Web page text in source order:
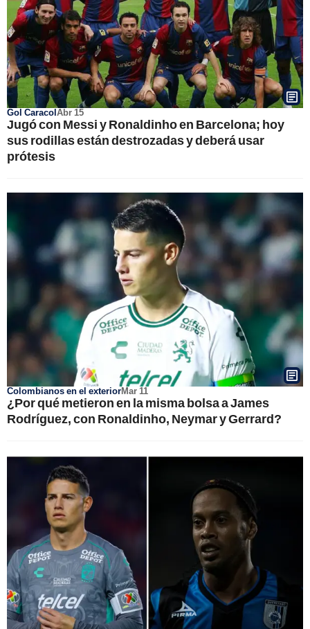
Gol CaracolAbr 15
Jugó con Messi y Ronaldinho en Barcelona; hoy
sus rodillas están destrozadas y deberá usar
prótesis
Colombianos en el exteriorMar 11
¿Por qué metieron en la misma bolsa a James
Rodríguez, con Ronaldinho, Neymar y Gerrard?